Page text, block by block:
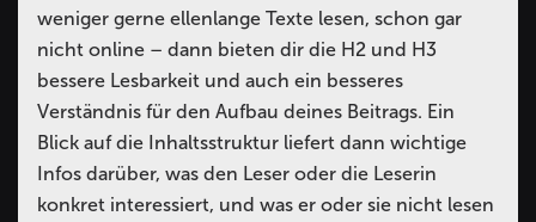
weniger gerne ellenlange Texte lesen, schon gar
nicht online – dann bieten dir die H2 und H3
bessere Lesbarkeit und auch ein besseres
Verständnis für den Aufbau deines Beitrags. Ein
Blick auf die Inhaltsstruktur liefert dann wichtige
Infos darüber, was den Leser oder die Leserin
konkret interessiert, und was er oder sie nicht lesen